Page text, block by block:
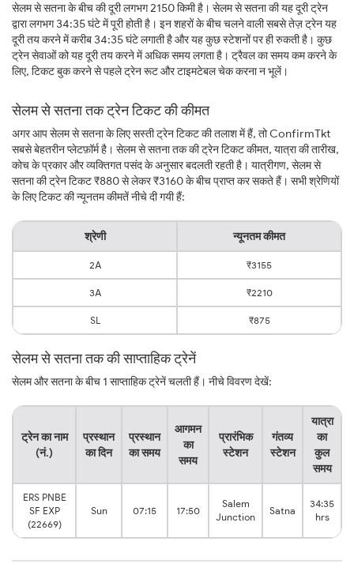
सेलम से सतना के बीच की दूरी लगभग 2150 किमी है। सेलम से सतना की यह दूरी ट्रेन
द्वारा लगभग 34:35 घंटे में पूरी होती है। इन शहरों के बीच चलने वाली सबसे तेज़ ट्रेन यह
दूरी तय करने में करीब 34:35 घंटे लगाती है और यह कुछ स्टेशनों पर ही रुकती है। कुछ
ट्रेन सेवाओं को यह दूरी तय करने में अधिक समय लगता है। ट्रैवल का समय कम करने के
लिए, टिकट बुक करने से पहले ट्रेन रूट और टाइमटेबल चेक करना न भूलें।
सेलम से सतना तक ट्रेन टिकट की कीमत
अगर आप सेलम से सतना के लिए सस्ती ट्रेन टिकट की तलाश में हैं, तो ConfirmTkt
सबसे बेहतरीन प्लेटफ़ॉर्म है। सेलम से सतना तक की ट्रेन टिकट कीमत, यात्रा की तारीख,
कोच के प्रकार और व्यक्तिगत पसंद के अनुसार बदलती रहती है। यात्रीगण, सेलम से
सतना की ट्रेन टिकट ₹880 से लेकर ₹3160 के बीच प्राप्त कर सकते हैं। सभी श्रेणियों
के लिए टिकट की न्यूनतम कीमतें नीचे दी गयी हैं:
श्रेणी न्यूनतम कीमत
2A ₹3155
3A ₹2210
SL ₹875
सेलम से सतना तक की साप्ताहिक ट्रेनें
सेलम और सतना के बीच 1 साप्ताहिक ट्रेनें चलती हैं। नीचे विवरण देखें:
ट्रेन का नाम
(नं.)
प्रस्थान
का दिन
प्रस्थान
का समय
आगमन
का
समय
प्रारंभिक
स्टेशन
गंतव्य
स्टेशन
यात्रा
का
कुल
समय
ERS PNBE
SF EXP
(22669)
Sun 07:15 17:50
Salem
Junction
Satna
34:35
hrs